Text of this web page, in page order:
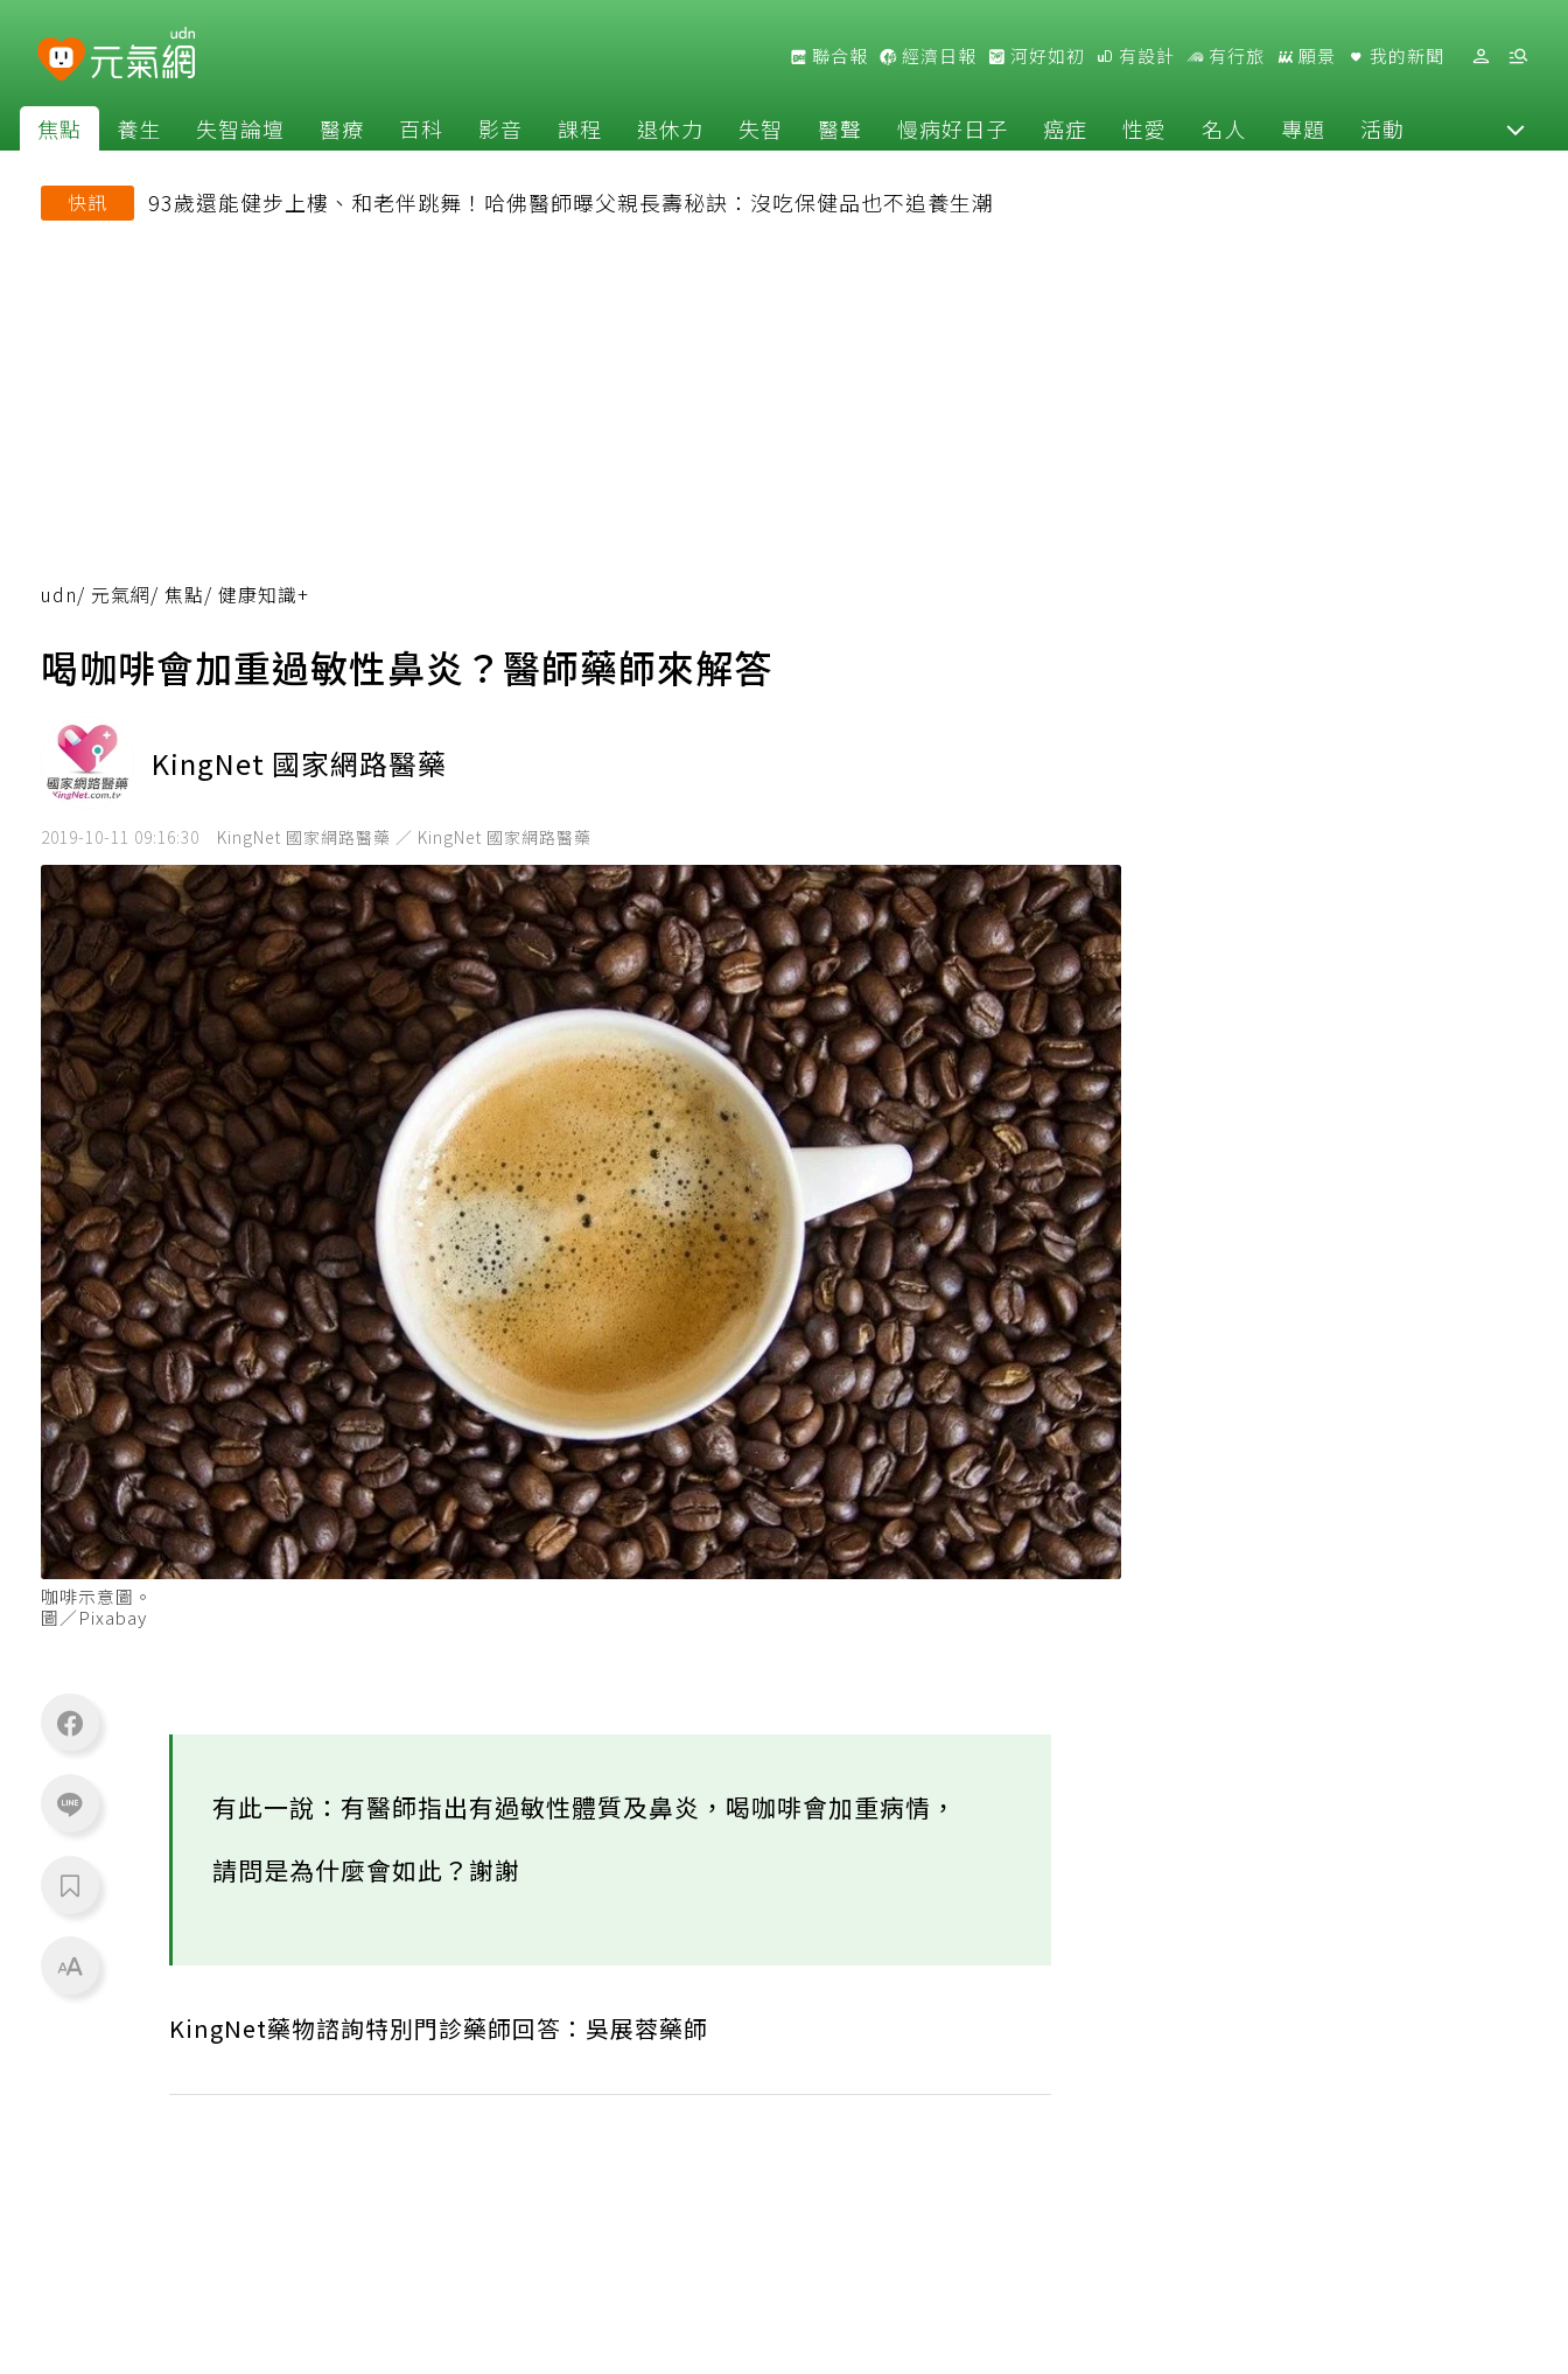
聯合報 經濟日報 河好如初 有設計 有行旅 願景 我的新聞
焦點 養生 失智論壇 醫療 百科 影音 課程 退休力 失智 醫聲 慢病好日子 癌症 性愛 名人 專題 活動
快訊 93歲還能健步上樓、和老伴跳舞！哈佛醫師曝父親長壽秘訣：沒吃保健品也不追養生潮
udn/ 元氣網/ 焦點/ 健康知識+
喝咖啡會加重過敏性鼻炎？醫師藥師來解答
KingNet 國家網路醫藥
2019-10-11 09:16:30 KingNet 國家網路醫藥 ／ KingNet 國家網路醫藥
咖啡示意圖。
圖／Pixabay
有此一說：有醫師指出有過敏性體質及鼻炎，喝咖啡會加重病情，
請問是為什麼會如此？謝謝
KingNet藥物諮詢特別門診藥師回答：吳展蓉藥師